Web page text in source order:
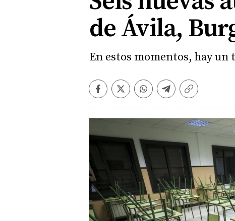
de Ávila,
En estos momentos, hay un
Facebook
TwitterWhatsapp
Telegram
Copiar